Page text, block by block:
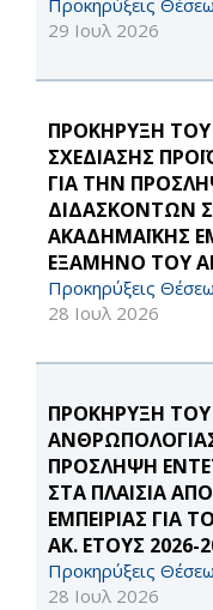
Προκηρύξεις
29 Ιουλ 2026
ΠΡΟΚΗΡΥΞΗ
ΣΧΕΔΙΑΣΗΣ
ΓΙΑ ΤΗΝ
ΔΙΔΑΣΚΟΝΤΩΝ
ΑΚΑΔΗΜΑΪΚΗΣ
ΕΞΑΜΗΝΟ ΤΟΥ
Προκηρύξεις
28 Ιουλ 2026
ΠΡΟΚΗΡΥΞΗ
ΑΝΘΡΩΠΟΛΟΓΙΑΣ
ΠΡΟΣΛΗΨΗ
ΣΤΑ ΠΛΑΙΣΙΑ
ΕΜΠΕΙΡΙΑΣ ΓΙΑ
ΑΚ. ΕΤΟΥΣ 2026-
Προκηρύξεις
28 Ιουλ 2026